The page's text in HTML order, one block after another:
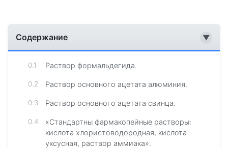
Содержание ▼
Раствор формальдегида.
Раствор основного ацетата алюминия.
Раствор основного ацетата свинца.
«Стандартны фармакопейные растворы:
кислота хлористоводородная, кислота
уксусная, раствор аммиака».